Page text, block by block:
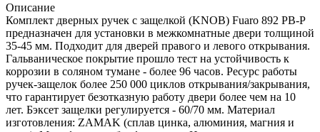
Описание
Комплект дверных ручек с защелкой (KNOB) Fuaro 892 PB-P
предназначен для установки в межкомнатные двери толщиной
35-45 мм. Подходит для дверей правого и левого открывания.
Гальваническое покрытие прошло тест на устойчивость к
коррозии в соляном тумане - более 96 часов. Ресурс работы
ручек-защелок более 250 000 циклов открывания/закрывания,
что гарантирует безотказную работу двери более чем на 10
лет. Бэксет защелки регулируется - 60/70 мм. Материал
изготовления: ZAMAK (сплав цинка, алюминия, магния и